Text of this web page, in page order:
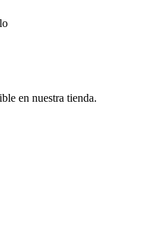
en nuestra tienda.